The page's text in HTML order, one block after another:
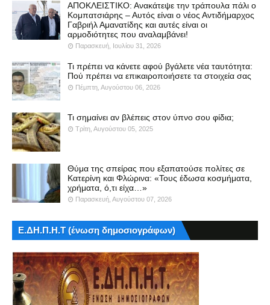
ΑΠΟΚΛΕΙΣΤΙΚΟ: Ανακάτεψε την τράπουλα πάλι ο
Κομπατσιάρης – Αυτός είναι ο νέος Αντιδήμαρχος
Γαβριήλ Αμανατίδης και αυτές είναι οι
αρμοδιότητες που αναλαμβάνει!
Παρασκευή, Ιουλίου 31, 2026
Τι πρέπει να κάνετε αφού βγάλετε νέα ταυτότητα:
Πού πρέπει να επικαιροποιήσετε τα στοιχεία σας
Πέμπτη, Αυγούστου 06, 2026
Τι σημαίνει αν βλέπεις στον ύπνο σου φίδια;
Τρίτη, Αυγούστου 05, 2025
Θύμα της σπείρας που εξαπατούσε πολίτες σε
Κατερίνη και Φλώρινα: «Τους έδωσα κοσμήματα,
χρήματα, ό,τι είχα…»
Παρασκευή, Αυγούστου 07, 2026
Ε.ΔΗ.Π.Η.Τ (ένωση δημοσιογράφων)